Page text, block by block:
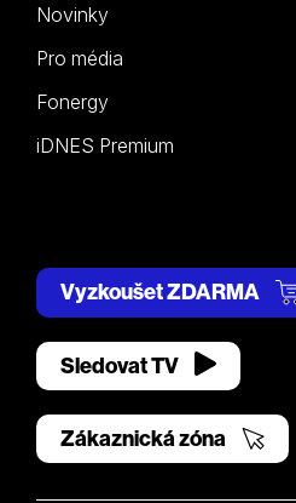
Novinky
Pro média
Fonergy
iDNES Premium
Vyzkoušet ZDARMA
Sledovat TV
Zákaznická zóna